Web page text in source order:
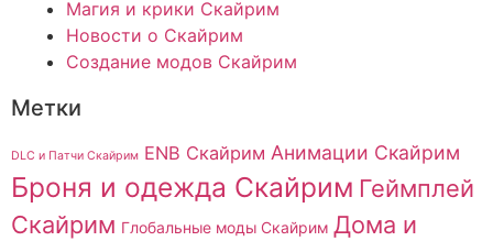
Магия и крики Скайрим
Новости о Скайрим
Создание модов Скайрим
Метки
DLC и Патчи Скайрим ENB Скайрим Анимации Скайрим
Броня и одежда Скайрим Геймплей
Скайрим Глобальные моды Скайрим Дома и